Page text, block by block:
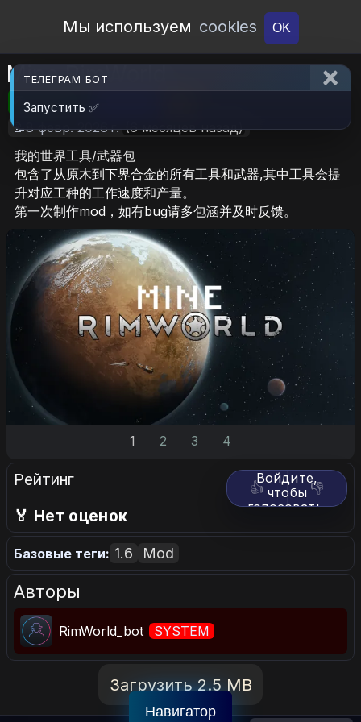
Open Workshop
Мы используем cookies OK
Mine RimWorld
🎮RimWorld 📦8.6 MB
📝8 февр. 2026 г. (6 месяцев назад)
我的世界工具/武器包
包含了从原木到下界合金的所有工具和武器,其中工具会提
升对应工种的工作速度和产量。
第一次制作mod，如有bug请多包涵并及时反馈。
1 2 3 4
Рейтинг 👍 👎
Войдите,
чтобы
голосовать.
🏅 Нет оценок
Базовые теги: 1.6 Mod
Авторы
RimWorld_bot SYSTEM
Загрузить 2.5 MB
Навигатор
ТЕЛЕГРАМ БОТ
Запустить ✅